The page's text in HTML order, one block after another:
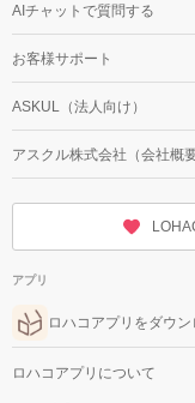
AIチャットで質問する
お客様サポート
ASKUL（法人向け）
アスクル株式会社（会社概要
アプリ
ロハコアプリをダウン
ロハコアプリについて